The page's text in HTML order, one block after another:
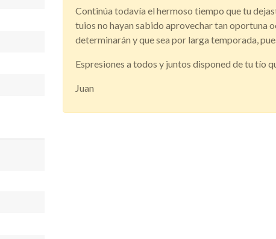
Continúa todavía el hermoso tiempo que tu
tuios no hayan sabido aprovechar tan oportuna
determinarán y que sea por larga temporada,
Espresiones a todos y juntos disponed de tu tío
Juan